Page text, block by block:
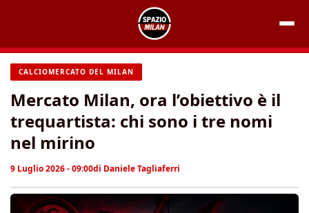
contenuto
CALCIOMERCATO DEL MILAN
Mercato Milan, ora l’obiettivo è il
trequartista: chi sono i tre nomi
nel mirino
9 Luglio 2026 - 09:00di Daniele Tagliaferri